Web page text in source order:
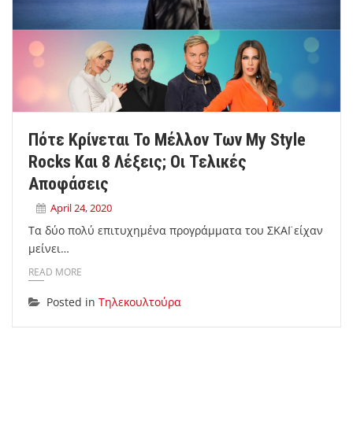
Πότε Κρίνεται Το Μέλλον Των My Style
Rocks Και 8 Λέξεις; Οι Τελικές
Αποφάσεις
April 24, 2020
Τα δύο πολύ επιτυχημένα προγράμματα του ΣΚΑΪ είχαν
μείνει…
READ MORE
Posted in Τηλεκουλτούρα